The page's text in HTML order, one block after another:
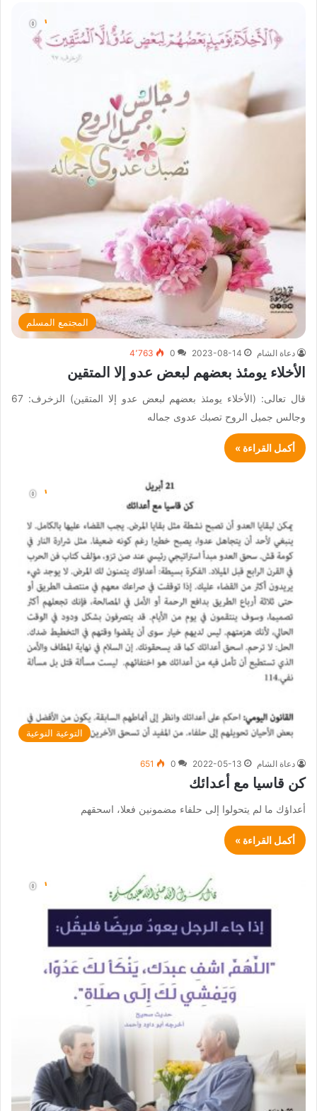
المجتمع المسلم
دعاة الشام 2023-08-14
0 4٬763
الأخلاء يومئذ بعضهم لبعض عدو إلا المتقين
قال تعالى: (الأخلاء يومئذ بعضهم لبعض عدو إلا المتقين) الزخرف: 67
وجالس جميل الروح تصبك عدوى جماله
أكمل القراءة »
التوعية النوعية
دعاة الشام 2022-05-13
0
651
كن قاسيا مع أعدائك
أعداؤك ما لم يتحولوا إلى حلفاء مضمونين فعلا، اسحقهم
أكمل القراءة »